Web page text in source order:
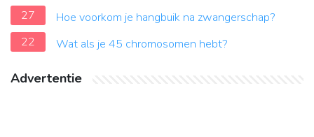
27
Hoe voorkom je hangbuik na zwangerschap?
22
Wat als je 45 chromosomen hebt?
Advertentie